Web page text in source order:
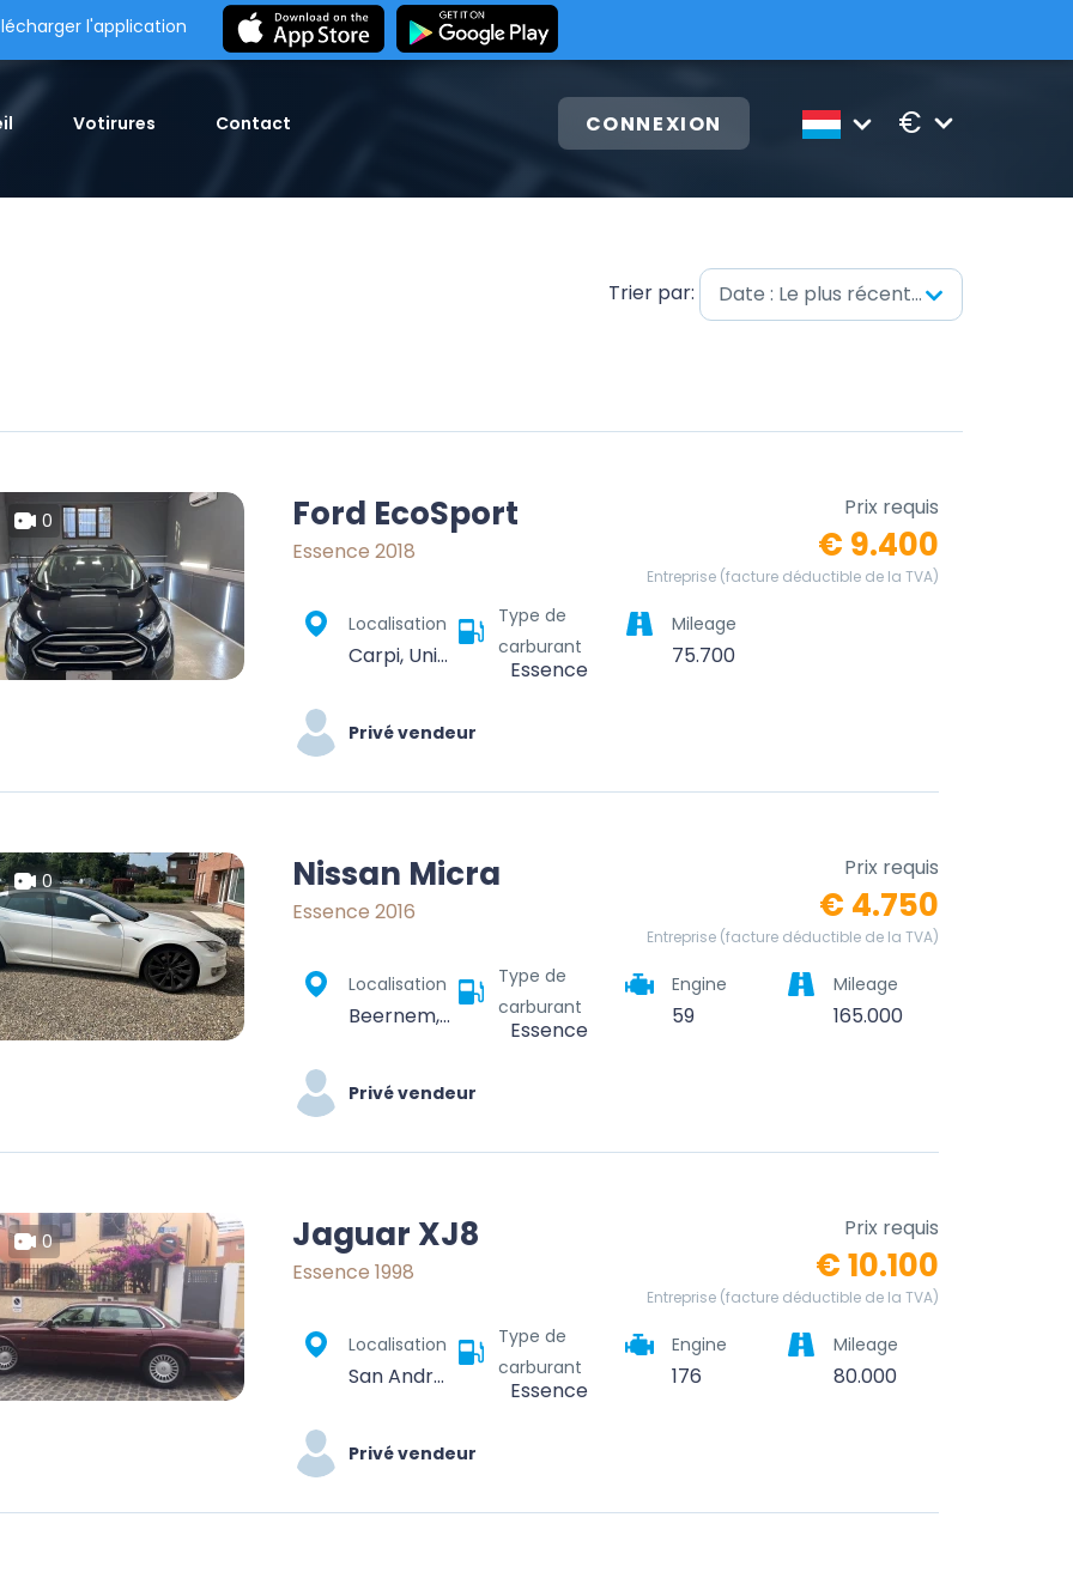
l'application
Votirures Contact CONNEXION €
Trier par: Date : Le plus récent en premier
0 Ford EcoSport
Essence 2018
Prix requis
€ 9.400
Entreprise (facture déductible de la TVA)
Localisation
Carpi, Unione delle Terre d'Argine, Modena, Emilia-Romagna, Italia
Type de
carburant
Essence
Mileage
75.700
Privé vendeur
0 Nissan Micra
Essence 2016
Prix requis
€ 4.750
Entreprise (facture déductible de la TVA)
Localisation
Beernem, Brugge, West-Vlaanderen, Vlaanderen, 8730, België
Type de
carburant
Essence
Engine
59
Mileage
165.000
Privé vendeur
0 Jaguar XJ8
Essence 1998
Prix requis
€ 10.100
Entreprise (facture déductible de la TVA)
Localisation
San Andrés, Golf del Sur, San Miguel de Abona, Santa Cruz de Tenerife, Canary Islands, Spain
Type de
carburant
Essence
Engine
176
Mileage
80.000
Privé vendeur